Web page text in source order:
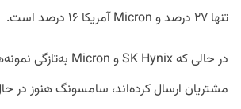
تنها ۲۷ درصد و Micron آمریکا ۱۶ درصد است.